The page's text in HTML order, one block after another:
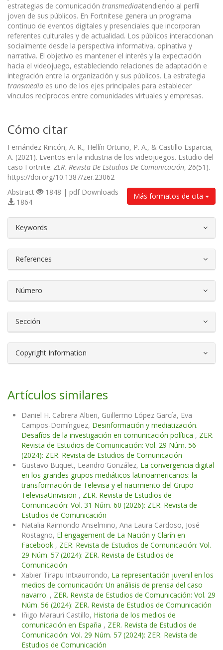
estrategias de comunicación transmediaatendiendo al perfil
joven de sus públicos. En Fortnitese genera un programa
continuo de eventos digitales y presenciales que incorporan
referentes culturales y de actualidad. Los públicos interaccionan
socialmente desde la perspectiva informativa, opinativa y
narrativa. El objetivo es mantener el interés y la expectación
hacia el videojuego, estableciendo relaciones de adaptación e
integración entre la organización y sus públicos. La estrategia
transmedia es uno de los ejes principales para establecer
vínculos recíprocos entre comunidades virtuales y empresas.
Cómo citar
Fernández Rincón, A. R., Hellín Ortuño, P. A., & Castillo Esparcia,
A. (2021). Eventos en la industria de los videojuegos. Estudio del
caso Fortnite. ZER. Revista De Estudios De Comunicación, 26(51).
https://doi.org/10.1387/zer.23062
Más formatos de cita
Abstract
1848 | pdf Downloads
1864
Keywords
References
Número
Sección
Copyright Information
Artículos similares
Daniel H. Cabrera Altieri, Guillermo López García, Eva
Campos-Domínguez, Desinformación y mediatización.
Desafíos de la investigación en comunicación política , ZER.
Revista de Estudios de Comunicación: Vol. 29 Núm. 56
(2024): ZER. Revista de Estudios de Comunicación
Gustavo Buquet, Leandro González, La convergencia digital
en los grandes grupos mediáticos latinoamericanos: la
transformación de Televisa y el nacimiento del Grupo
TelevisaUnivision , ZER. Revista de Estudios de
Comunicación: Vol. 31 Núm. 60 (2026): ZER. Revista de
Estudios de Comunicación
Natalia Raimondo Anselmino, Ana Laura Cardoso, José
Rostagno, El engagement de La Nación y Clarín en
Facebook , ZER. Revista de Estudios de Comunicación: Vol.
29 Núm. 57 (2024): ZER. Revista de Estudios de
Comunicación
Xabier Tirapu Intxaurrondo, La representación juvenil en los
medios de comunicación: Un análisis de prensa del caso
navarro. , ZER. Revista de Estudios de Comunicación: Vol. 29
Núm. 56 (2024): ZER. Revista de Estudios de Comunicación
Iñigo Marauri Castillo, Historia de los medios de
comunicación en España , ZER. Revista de Estudios de
Comunicación: Vol. 29 Núm. 57 (2024): ZER. Revista de
Estudios de Comunicación